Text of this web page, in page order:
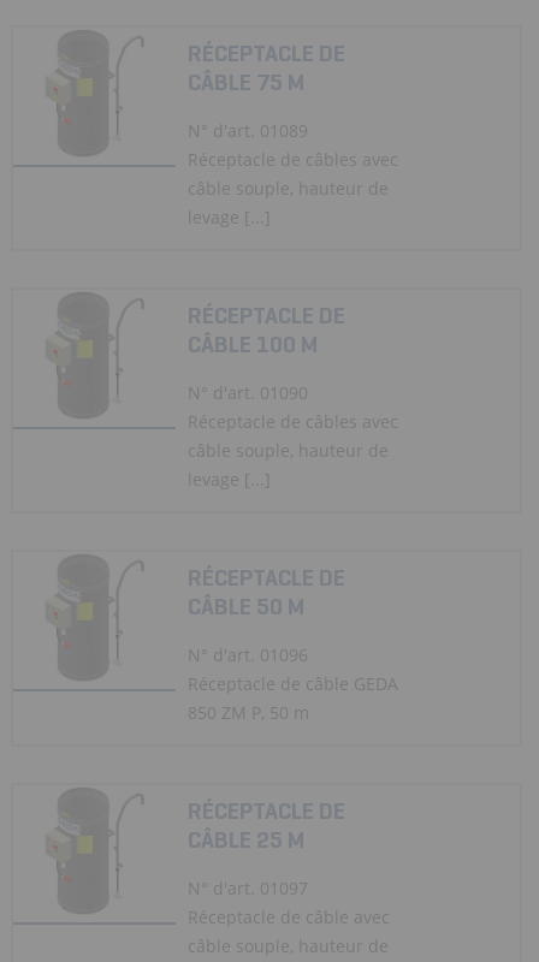
RÉCEPTACLE DE
CÂBLE 75 M
N° d'art. 01089
Réceptacle de câbles avec
câble souple, hauteur de
levage [...]
RÉCEPTACLE DE
CÂBLE 100 M
N° d'art. 01090
Réceptacle de câbles avec
câble souple, hauteur de
levage [...]
RÉCEPTACLE DE
CÂBLE 50 M
N° d'art. 01096
Réceptacle de câble GEDA
850 ZM P, 50 m
RÉCEPTACLE DE
CÂBLE 25 M
N° d'art. 01097
Réceptacle de câble avec
câble souple, hauteur de